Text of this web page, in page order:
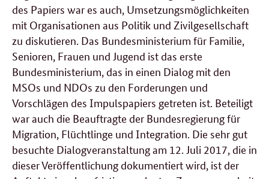
des Papiers war es auch, Umsetzungsmöglichkeiten
mit Organisationen aus Politik und Zivilgesellschaft
zu diskutieren. Das Bundesministerium für Familie,
Senioren, Frauen und Jugend ist das erste
Bundesministerium, das in einen Dialog mit den
MSOs und NDOs zu den Forderungen und
Vorschlägen des Impulspapiers getreten ist. Beteiligt
war auch die Beauftragte der Bundesregierung für
Migration, Flüchtlinge und Integration. Die sehr gut
besuchte Dialogveranstaltung am 12. Juli 2017, die in
dieser Veröffentlichung dokumentiert wird, ist der